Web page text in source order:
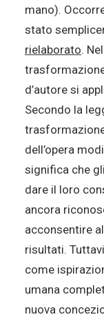
mano).
stato
rielaborato.
d’autore si
Secondo la
dell’opera
significa che
dare il loro
ancora
acconsentire
risultati.
come
umana
nuova